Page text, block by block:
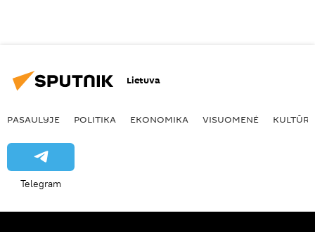
Lietuva
PASAULYJE POLITIKA EKONOMIKA VISUOMENĖ KULTŪRA
Telegram